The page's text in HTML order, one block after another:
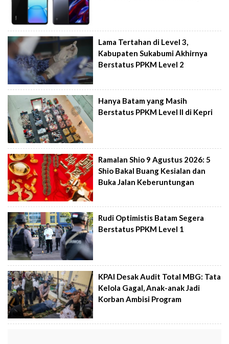
Lama Tertahan di Level 3,
Kabupaten Sukabumi Akhirnya
Berstatus PPKM Level 2
Hanya Batam yang Masih
Berstatus PPKM Level II di Kepri
Ramalan Shio 9 Agustus 2026: 5
Shio Bakal Buang Kesialan dan
Buka Jalan Keberuntungan
Rudi Optimistis Batam Segera
Berstatus PPKM Level 1
KPAI Desak Audit Total MBG: Tata
Kelola Gagal, Anak-anak Jadi
Korban Ambisi Program